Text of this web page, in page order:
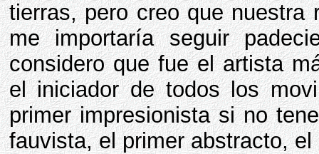
tierras, pero creo que
me importaría seguir
considero que fue el artista
el iniciador de todos los
primer impresionista si no
fauvista, el primer abstracto,